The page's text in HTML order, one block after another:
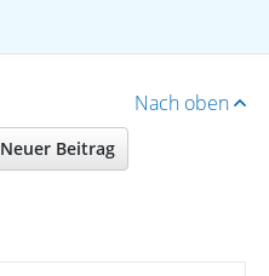
Nach oben
Neuer Beitrag